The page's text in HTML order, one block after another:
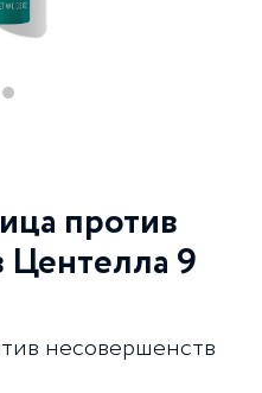
против
Центелла 9
несовершенств